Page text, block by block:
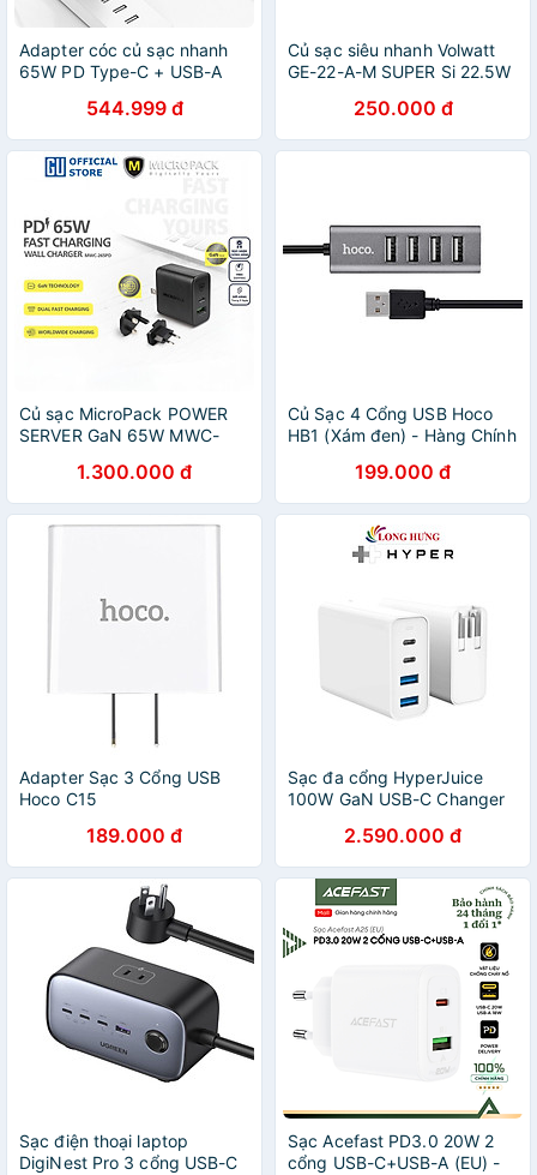
Adapter cóc củ sạc nhanh
65W PD Type-C + USB-A
Gan - hỗ trợ sạc cùng lúc 2
thiết bị, đạt chuẩn MFI, Chip
sạc AI thông minh - Hàng
nhập khẩu
544.999 đ
Củ sạc siêu nhanh Volwatt
GE-22-A-M SUPER Si 22.5W
250.000 đ
Củ sạc MicroPack POWER
SERVER GaN 65W MWC-
Đầu Cắm US/ EU/ UK Hàng
Chính Hãng
1.300.000 đ
Củ Sạc 4 Cổng USB Hoco
HB1 (Xám đen) - Hàng Chính
199.000 đ
Adapter Sạc 3 Cổng USB
Hoco C15
189.000 đ
Sạc đa cổng HyperJuice
100W GaN USB-C Changer
2.590.000 đ
Sạc điện thoại laptop
DigiNest Pro 3 cổng USB-C
Sạc Acefast PD3.0 20W 2
cổng USB-C+USB-A (EU) -